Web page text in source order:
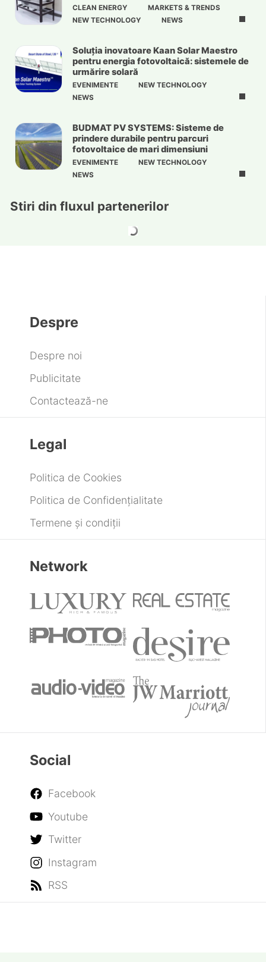
CLEAN ENERGY
MARKETS & TRENDS
NEW TECHNOLOGY
NEWS
Soluția inovatoare Kaan Solar Maestro
pentru energia fotovoltaică: sistemele de
urmărire solară
EVENIMENTE
NEW TECHNOLOGY
NEWS
BUDMAT PV SYSTEMS: Sisteme de
prindere durabile pentru parcuri
fotovoltaice de mari dimensiuni
EVENIMENTE
NEW TECHNOLOGY
NEWS
Stiri din fluxul partenerilor
Despre
Despre noi
Publicitate
Contactează-ne
Legal
Politica de Cookies
Politica de Confidențialitate
Termene și condiții
Network
Social
Facebook
Youtube
Twitter
Instagram
RSS